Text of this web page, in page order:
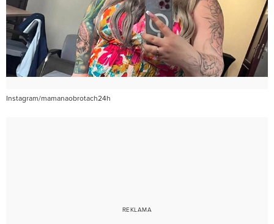
Instagram/mamanaobrotach24h